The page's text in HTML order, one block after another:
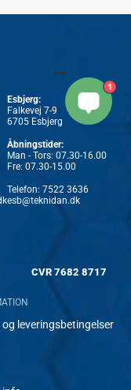
Esbjerg:
Falkevej 7-9
6705 Esbjerg
Åbningstider:
Man - Tors: 07.30-16.00
Fre: 07.30-15.00
Telefon: 7522 3636
esb@teknidan.dk
CVR 7682 8717
og leveringsbetingelser
1